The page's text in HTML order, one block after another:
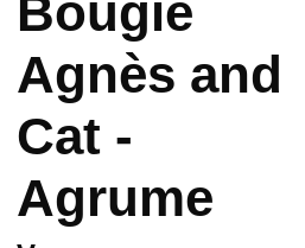
Bougie
Agnès and
Cat -
Agrume